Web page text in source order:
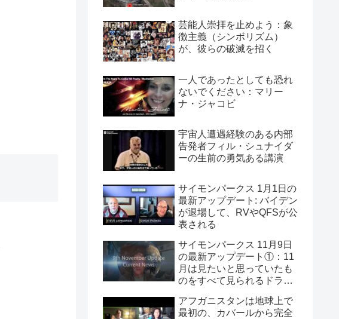
芸能人崇拝を止めよう：象
徴主義（シンボリズム）
が、彼らの破滅を招く
一人であったとしても恐れ
ないでください：マリー
ナ・ジャコビ
宇宙人遭遇経験のある内部
告発者フィル・シュナイダ
ーの生前の勇気ある講演
サイモンパークス 1月1日の
最新アップデート: バイデン
が退場して、RVやQFSが公
表される
サイモンパークス 11月9日
の最新アップデート①：11
月は見たいと思っていたも
のをすべて見られるドラマ
アフガニスタンは地球上で
最初の、カバールから完全